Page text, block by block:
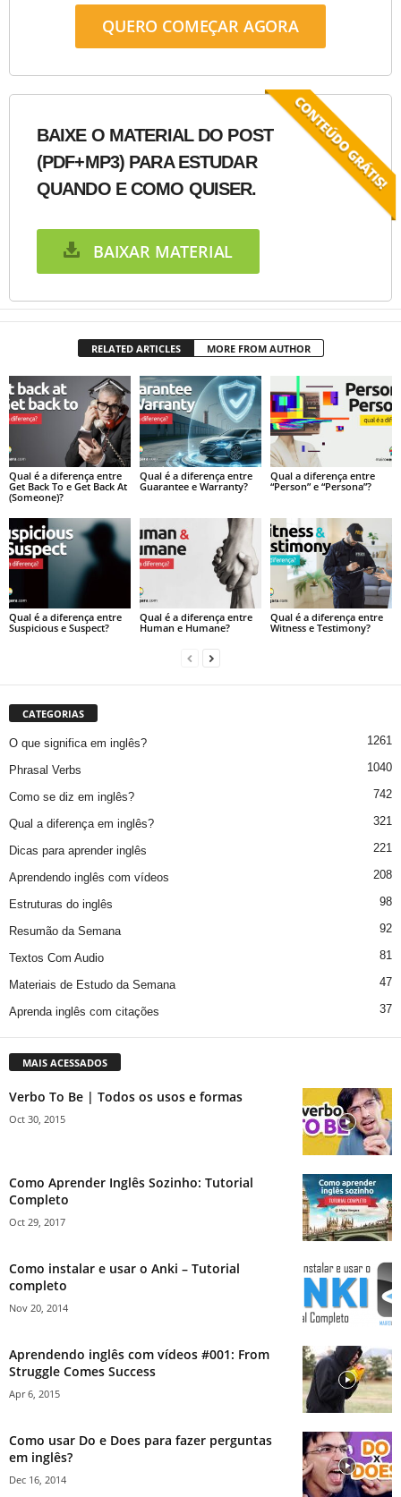
QUERO COMEÇAR AGORA
BAIXE O MATERIAL DO POST
(PDF+MP3) PARA ESTUDAR
QUANDO E COMO QUISER.
BAIXAR MATERIAL
RELATED ARTICLES MORE FROM AUTHOR
Qual é a diferença entre
Get Back To e Get Back At
(Someone)?
Qual é a diferença entre
Guarantee e Warranty?
Qual a diferença entre
“Person” e “Persona”?
Qual é a diferença entre
Suspicious e Suspect?
Qual é a diferença entre
Human e Humane?
Qual é a diferença entre
Witness e Testimony?
CATEGORIAS
O que significa em inglês? 1261
Phrasal Verbs 1040
Como se diz em inglês? 742
Qual a diferença em inglês? 321
Dicas para aprender inglês 221
Aprendendo inglês com vídeos 208
Estruturas do inglês 98
Resumão da Semana 92
Textos Com Audio 81
Materiais de Estudo da Semana 47
Aprenda inglês com citações 37
MAIS ACESSADOS
Verbo To Be | Todos os usos e formas
Oct 30, 2015
Como Aprender Inglês Sozinho: Tutorial
Completo
Oct 29, 2017
Como instalar e usar o Anki – Tutorial
completo
Nov 20, 2014
Aprendendo inglês com vídeos #001: From
Struggle Comes Success
Apr 6, 2015
Como usar Do e Does para fazer perguntas
em inglês?
Dec 16, 2014